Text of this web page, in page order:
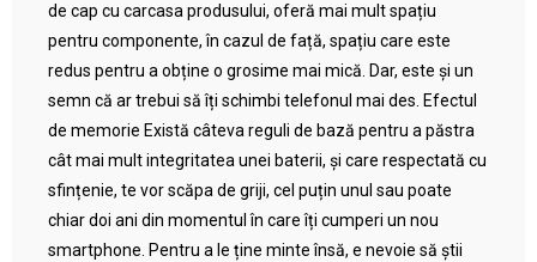
de cap cu carcasa produsului, oferă mai mult spațiu
pentru componente, în cazul de față, spațiu care este
redus pentru a obține o grosime mai mică. Dar, este și un
semn că ar trebui să îți schimbi telefonul mai des. Efectul
de memorie Există câteva reguli de bază pentru a păstra
cât mai mult integritatea unei baterii, și care respectată cu
sfințenie, te vor scăpa de griji, cel puțin unul sau poate
chiar doi ani din momentul în care îți cumperi un nou
smartphone. Pentru a le ține minte însă, e nevoie să știi